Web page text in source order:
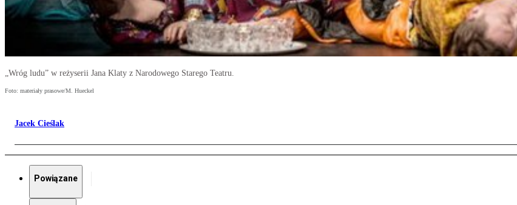
„Wróg ludu” w reżyserii Jana Klaty z Narodowego Starego Teatru.
Foto: materiały prasowe/M. Hueckel
Jacek Cieślak
Powiązane